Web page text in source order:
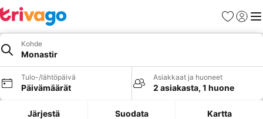
Suosikit
Kohde
Monastir
Tulo-/lähtöpäivä
Päivämäärät
Asiakkaat ja huoneet
2 asiakasta, 1 huone
Järjestä Suodata Kartta